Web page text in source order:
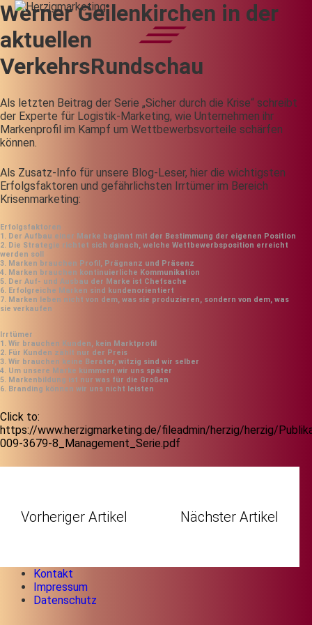
Werner Geilenkirchen in der
aktuellen
VerkehrsRundschau
Als letzten Beitrag der Serie „Sicher durch die Krise“ schreibt
der Experte für Logistik-Marketing, wie Unternehmen ihr
Markenprofil im Kampf um Wettbewerbsvorteile schärfen
können.
Als Zusatz-Info für unsere Blog-Leser, hier die wichtigsten
Erfolgsfaktoren und gefährlichsten Irrtümer im Bereich
Krisenmarketing:
Erfolgsfaktoren
1. Der Aufbau einer Marke beginnt mit der Bestimmung der eigenen Position
2. Die Strategie richtet sich danach, welche Wettbewerbsposition erreicht
werden soll
3. Marken brauchen Profil, Prägnanz und Präsenz
4. Marken brauchen kontinuierliche Kommunikation
5. Der Auf- und Ausbau der Marke ist Chefsache
6. Erfolgreiche Marken sind kundenorientiert
7. Marken leben nicht von dem, was sie produzieren, sondern von dem, was
sie verkaufen
Irrtümer
1. Wir brauchen Kunden, kein Marktprofil
2. Für Kunden zählt nur der Preis
3. Wir brauchen keine Berater, witzig sind wir selber
4. Um unsere Marke kümmern wir uns später
5. Markenbildung ist nur was für die Großen
6. Branding können wir uns nicht leisten
Click to:
https://www.herzigmarketing.de/fileadmin/herzig/herzig/
009-3679-8_Management_Serie.pdf
Vorheriger Artikel Nächster Artikel
Kontakt
Impressum
Datenschutz